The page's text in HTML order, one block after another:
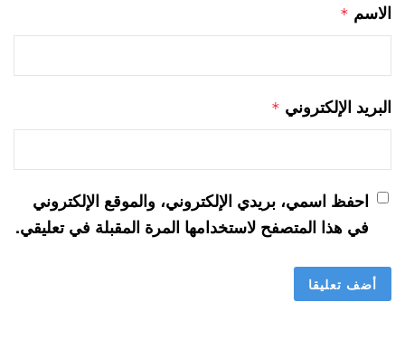
الاسم *
البريد الإلكتروني *
احفظ اسمي، بريدي الإلكتروني، والموقع الإلكتروني
في هذا المتصفح لاستخدامها المرة المقبلة في تعليقي.